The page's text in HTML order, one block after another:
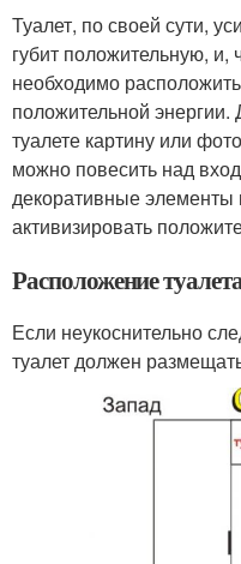
Туалет, по своей сути,
губит положительную, и,
необходимо
положительной энергии.
туалете картину или
можно повесить над
декоративные элементы
активизировать
Расположение
Если неукоснительно
туалет должен